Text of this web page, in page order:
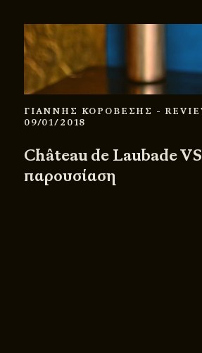
ΓΙΑΝΝΗΣ ΚΟΡΟΒΕΣΗΣ -
09/01/2018
Château de Laubade
παρουσίαση